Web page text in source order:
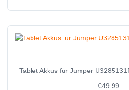
Tablet Akkus für Jumper
€49.99